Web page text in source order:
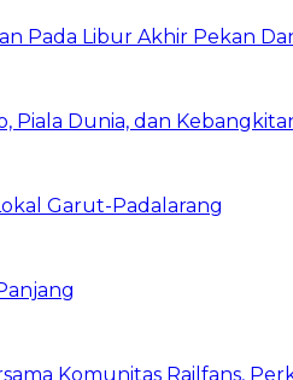
Pada Libur Akhir Pekan
Piala Dunia, dan
Garut-Padalarang
Komunitas Railfans,